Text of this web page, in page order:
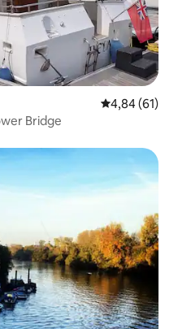
4,84 av 5 i
4,84 (61)
Bridge